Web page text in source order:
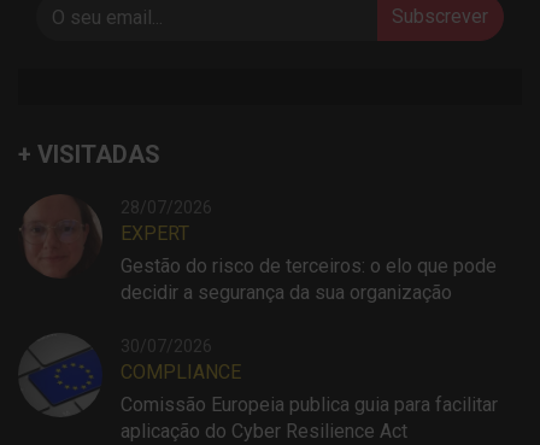
Subscrever
+ VISITADAS
28/07/2026
EXPERT
Gestão do risco de terceiros: o elo que pode
decidir a segurança da sua organização
30/07/2026
COMPLIANCE
Comissão Europeia publica guia para facilitar
aplicação do Cyber Resilience Act